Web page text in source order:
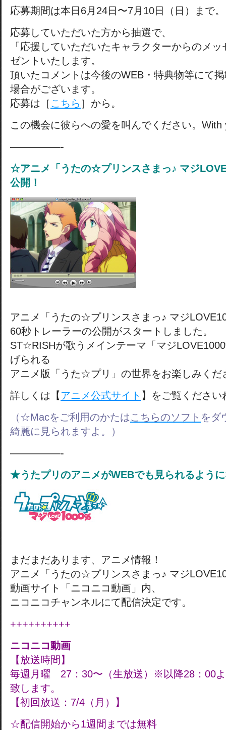
応募期間は本日6月24日〜7月10日（日）まで。
応募していただいた方から抽選で、
「応援していただいたキャラクターからのメ
ゼントいたします。
頂いたコメントは今後のWEB・特典物等にて
場合がございます。
応募は［ こちら ］から。
この機会に彼らへの愛を叫んでください。With
—————-
☆アニメ「うたの☆プリンスさまっ♪ マジ
公開！
アニメ「うたの☆プリンスさまっ♪ マジ
60秒トレーラーの公開がスタートしました。
ST☆RISHが歌うメインテーマ「マジ
げられる
アニメ版「うた☆プリ」の世界をお楽しみくだ
詳しくは【 アニメ公式サイト 】をご覧ください
（☆Macをご利用のかたはこちらのソフト をダ
綺麗に見られますよ。）
—————-
★うたプリのアニメがWEBでも見られるよう
まだまだあります、アニメ情報！
アニメ「うたの☆プリンスさまっ♪ マジ
動画サイト「ニコニコ動画」内、
ニコニコチャンネルにて配信決定です。
++++++++++
ニコニコ動画
【放送時間】
毎週月曜 27：30〜（生放送）※以降28：00
致します。
【初回放送：7/4（月）】
☆配信開始から1週間までは無料